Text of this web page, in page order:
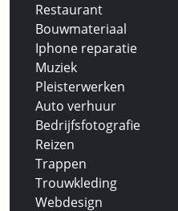
Restaurant
Bouwmateriaal
Iphone reparatie
Muziek
Pleisterwerken
Auto verhuur
Bedrijfsfotografie
Reizen
Trappen
Trouwkleding
Webdesign